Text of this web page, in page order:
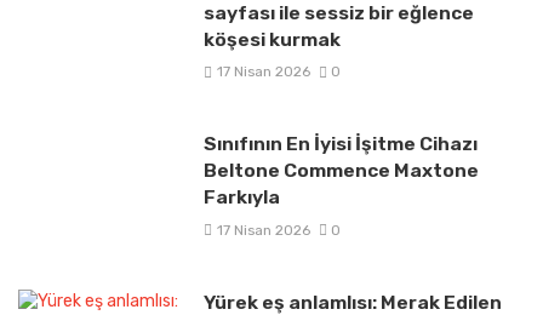
sayfası ile sessiz bir eğlence
köşesi kurmak
17 Nisan 2026 0
Sınıfının En İyisi İşitme Cihazı
Beltone Commence Maxtone
Farkıyla
17 Nisan 2026 0
Yürek eş anlamlısı: Merak Edilen